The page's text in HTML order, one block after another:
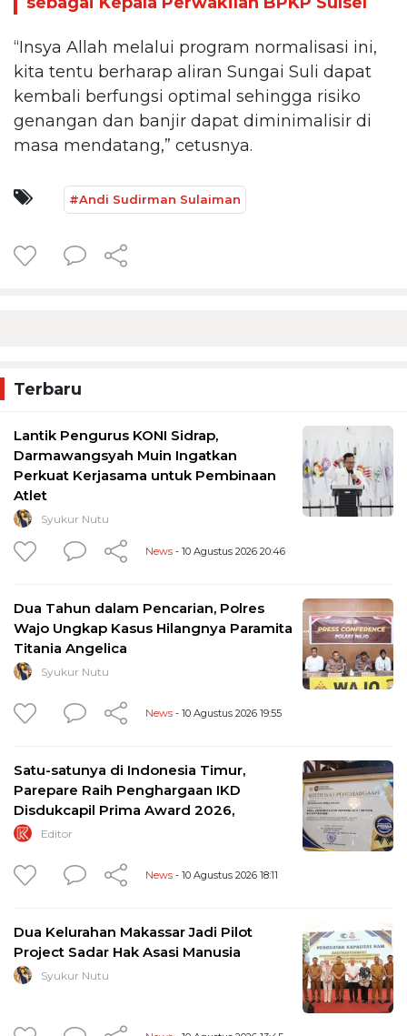
“Insya Allah melalui program normalisasi ini,
kita tentu berharap aliran Sungai Suli dapat
kembali berfungsi optimal sehingga risiko
genangan dan banjir dapat diminimalisir di
masa mendatang,” cetusnya.
#Andi Sudirman Sulaiman
Terbaru
Lantik Pengurus KONI Sidrap,
Darmawangsyah Muin Ingatkan
Perkuat Kerjasama untuk Pembinaan
Atlet
Syukur Nutu
News - 10 Agustus 2026 20:46
Dua Tahun dalam Pencarian, Polres
Wajo Ungkap Kasus Hilangnya Paramita
Titania Angelica
Syukur Nutu
News - 10 Agustus 2026 19:55
Satu-satunya di Indonesia Timur,
Parepare Raih Penghargaan IKD
Disdukcapil Prima Award 2026,
Editor
News - 10 Agustus 2026 18:11
Dua Kelurahan Makassar Jadi Pilot
Project Sadar Hak Asasi Manusia
Syukur Nutu